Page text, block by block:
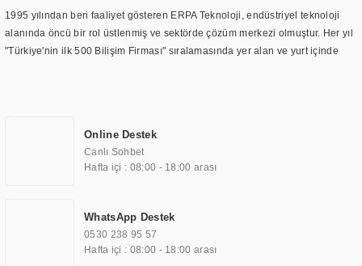
1995 yılından beri faaliyet gösteren ERPA Teknoloji, endüstriyel teknoloji
alanında öncü bir rol üstlenmiş ve sektörde çözüm merkezi olmuştur. Her yıl
"Türkiye'nin ilk 500 Bilişim Firması" sıralamasında yer alan ve yurt içinde
TOCHI markası altında kendi ürettiği ürünlerde kullanmıştır. Günümüzde
TOCHI; videowall, digital signage, kiosk, totem, akıllı durak ekranı, araç içi
ekran, asansör ekranı, digital menüboard, marin ekran, medikal ekran,
ekranları, endüstriyel ekranlar, kapı önü bilgi ekranları, panel PC,
endüstriyel Panel PC, mini PC, endüstriyel mini PC ve akıllı bina sistemleri
gibi çözümleri 4.5" ile 110” boyutları arasında üretebilirken, ayrıca standart
Online Destek
Canlı Sohbet
Hafta içi : 08:00 - 18:00 arası
WhatsApp Destek
0530 238 95 57
Hafta içi : 08:00 - 18:00 arası